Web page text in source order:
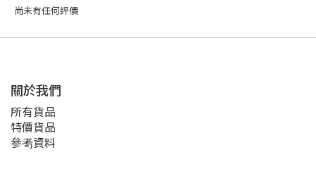
尚未有任何評價
關於我們
所有貨品
特價貨品
參耉資料